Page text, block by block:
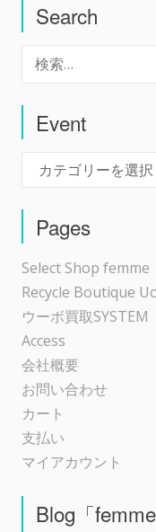
Search
Event
Pages
Select Shop femme
Recycle Boutique
ウーボ買取SYSTEM
Access
会社概要
お問い合わせ
カート
支払い
マイアカウント
Blog「